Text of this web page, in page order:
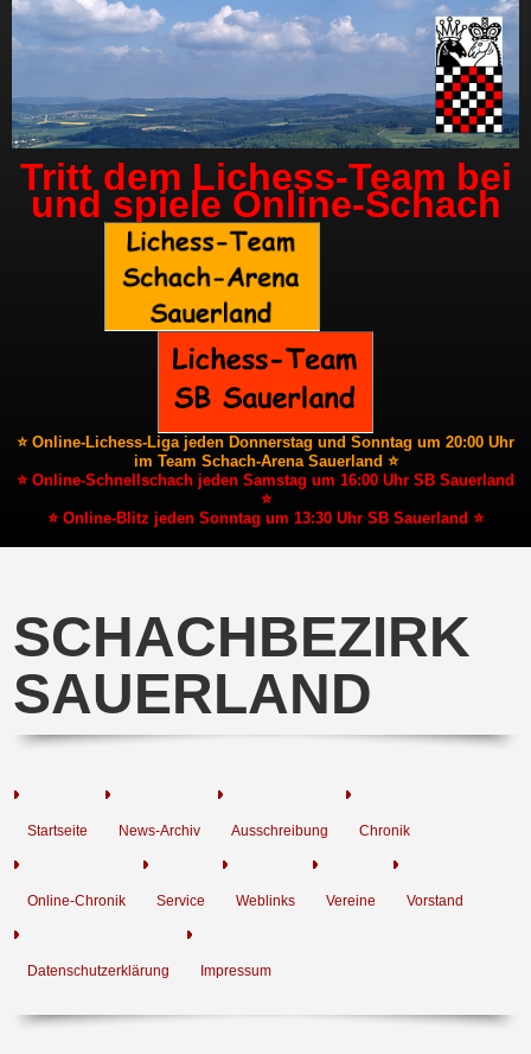
Tritt dem Lichess-Team bei
und spiele Online-Schach
⭐ Online-Lichess-Liga jeden Donnerstag und Sonntag um 20:00 Uhr
im Team Schach-Arena Sauerland ⭐
⭐ Online-Schnellschach jeden Samstag um 16:00 Uhr SB Sauerland
⭐
⭐ Online-Blitz jeden Sonntag um 13:30 Uhr SB Sauerland ⭐
SCHACHBEZIRK
SAUERLAND
Startseite News-Archiv Ausschreibung Chronik
Online-Chronik Service Weblinks Vereine Vorstand
Datenschutzerklärung Impressum